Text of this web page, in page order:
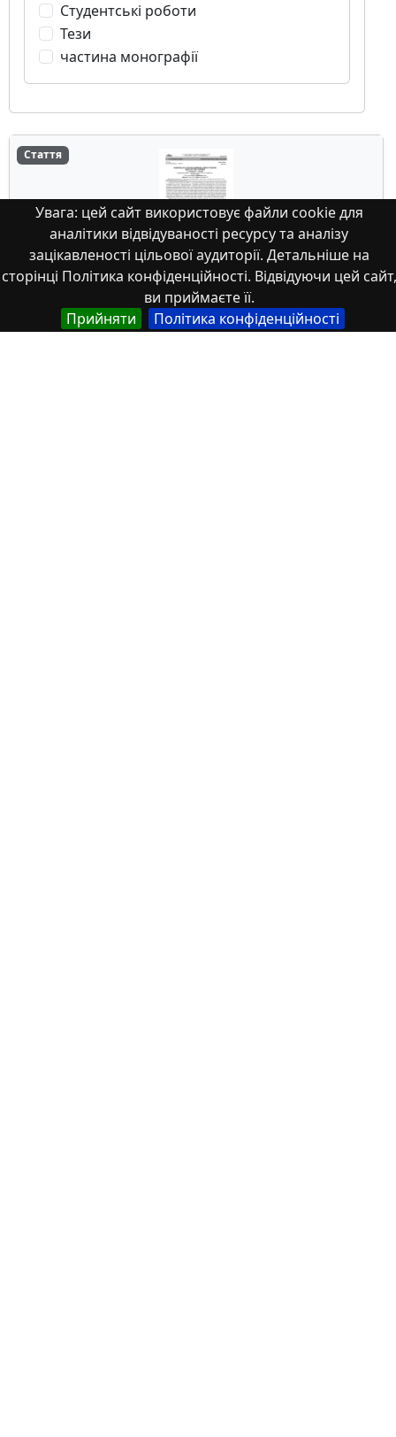
Увага: цей сайт використовує файли cookie для
аналітики відвідуваності ресурсу та аналізу
зацікавленості цільової аудиторії. Детальніше на
сторінці Політика конфіденційності. Відвідуючи цей сайт,
ви приймаєте її.
Прийняти
Політика конфіденційності
Студентські роботи
Тези
частина монографії
Стаття
Моделювання та прогнозування в
інтелектуальних транспортних
системах